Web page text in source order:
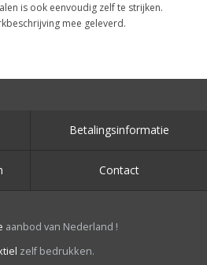
is ook eenvoudig zelf te strijken.
mee geleverd.
Betalingsinformatie
Contact
aanbod van Nederland !
zelf bedrukken.